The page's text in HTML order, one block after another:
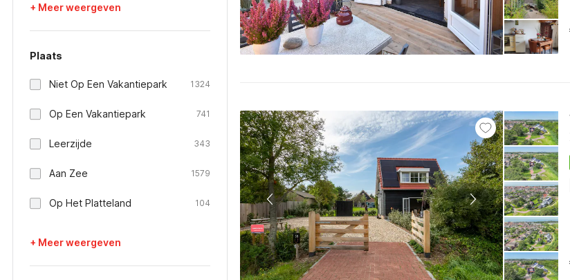
+ Meer weergeven
Plaats
Niet Op Een Vakantiepark 1324
Op Een Vakantiepark 741
Leerzijde 343
Aan Zee 1579
Op Het Platteland 104
+ Meer weergeven